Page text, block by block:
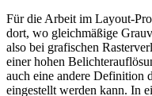
Für die Arbeit im Layout-
dort, wo gleichmäßige
also bei grafischen
einer hohen
auch eine andere Definition
eingestellt werden kann. In